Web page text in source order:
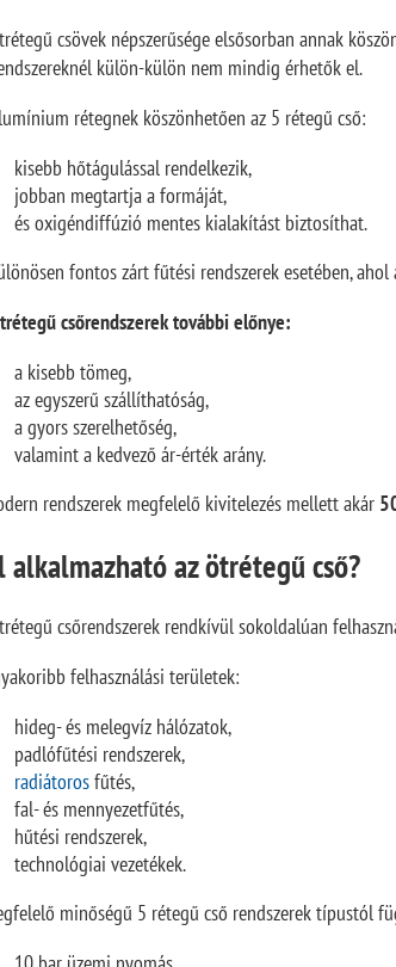
csövek népszerűsége elsősorban annak
külön-külön nem mindig érhetők el.
rétegnek köszönhetően az 5 rétegű cső:
kisebb hőtágulással rendelkezik,
jobban megtartja a formáját,
és oxigéndiffúzió mentes kialakítást biztosíthat.
fontos zárt fűtési rendszerek esetében,
csőrendszerek további előnye:
a kisebb tömeg,
az egyszerű szállíthatóság,
a gyors szerelhetőség,
valamint a kedvező ár-érték arány.
rendszerek megfelelő kivitelezés mellett akár
alkalmazható az ötrétegű cső?
csőrendszerek rendkívül sokoldalúan
felhasználási területek:
hideg- és melegvíz hálózatok,
padlófűtési rendszerek,
radiátorosfűtés,
fal- és mennyezetfűtés,
hűtési rendszerek,
technológiai vezetékek.
minőségű 5 rétegű cső rendszerek típustól